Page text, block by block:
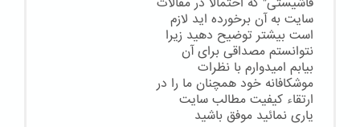
سایت به آن برخورده اید لازم
است بیشتر توضیح دهید زیرا
نتوانستم مصداقی برای آن
بیابم امیدوارم با نظرات
موشکافانه خود همچنان ما را در
ارتقاء کیفیت مطالب سایت
یاری نمائید موفق باشید